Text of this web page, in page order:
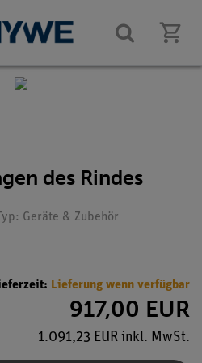
des Rindes
Geräte & Zubehör
Lieferung wenn verfügbar
917,00 EUR
1.091,23 EUR inkl. MwSt.